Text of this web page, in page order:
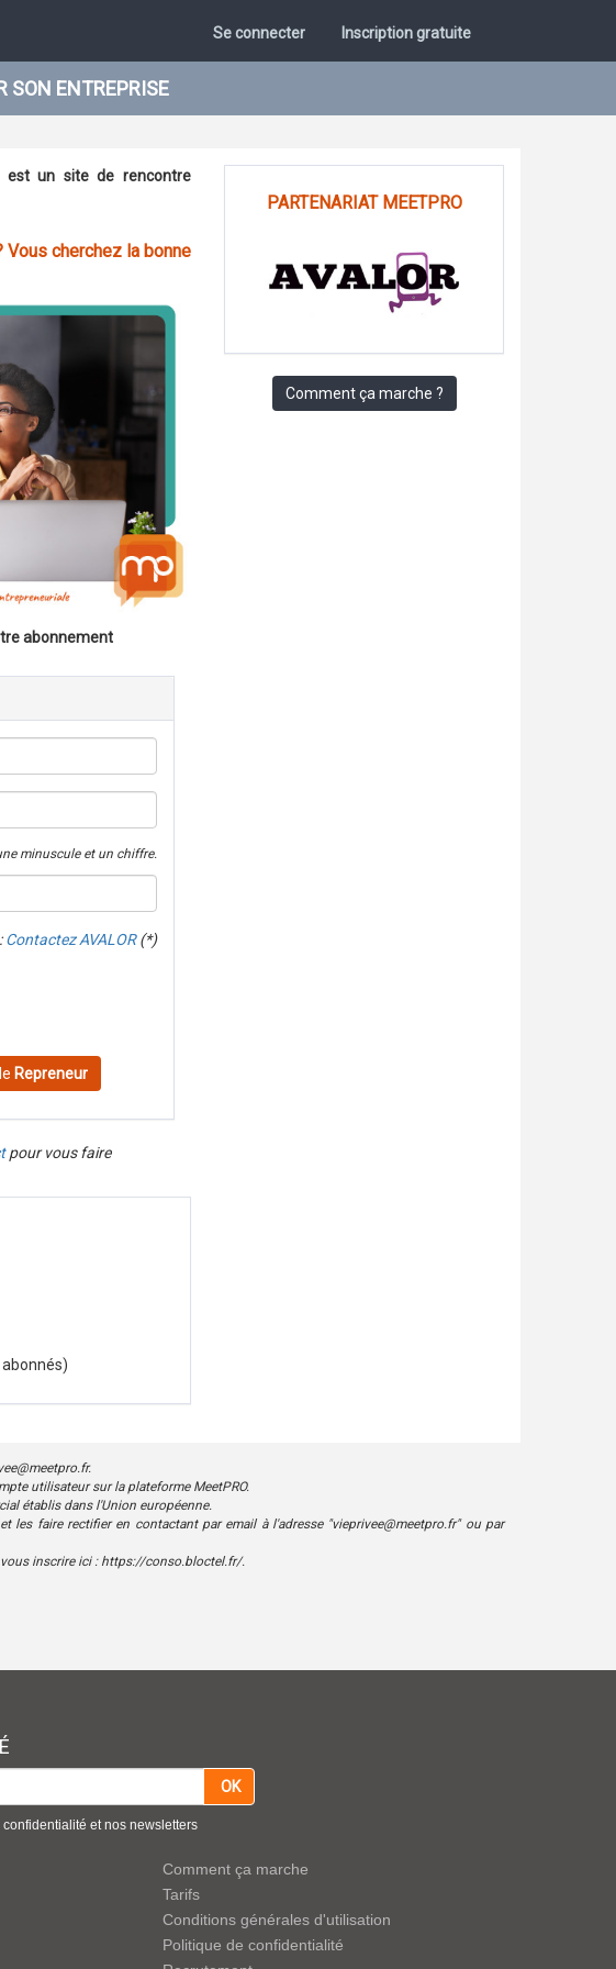
Se connecter Inscription gratuite
SON ENTREPRISE
est un site de rencontre
cherchez la bonne
abonnement
minuscule et un chiffre.
Contactez AVALOR(*)
Repreneur
pour vous faire
PARTENARIAT MEETPRO
Comment ça marche ?
utilisateur sur la plateforme MeetPRO.
établis dans l'Union européenne.
faire rectifier en contactant par email à l'adresse "vieprivee@meetpro.fr" ou par
inscrire ici : https://conso.bloctel.fr/.
OK
et nos newsletters
Comment ça marche
Tarifs
Conditions générales d'utilisation
Politique de confidentialité